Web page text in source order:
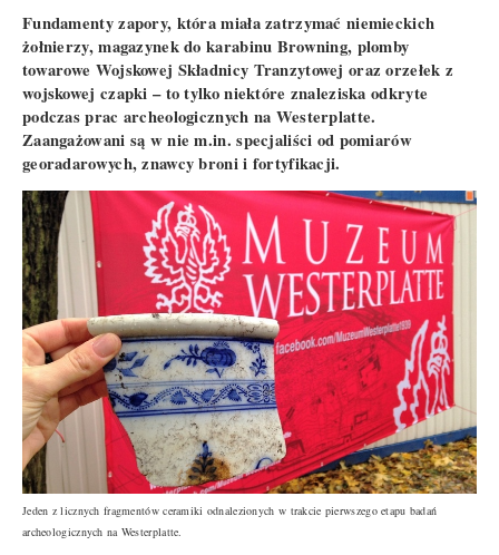
Fundamenty zapory, która miała zatrzymać niemieckich
żołnierzy, magazynek do karabinu Browning, plomby
towarowe Wojskowej Składnicy Tranzytowej oraz orzełek z
wojskowej czapki – to tylko niektóre znaleziska odkryte
podczas prac archeologicznych na Westerplatte.
Zaangażowani są w nie m.in. specjaliści od pomiarów
georadarowych, znawcy broni i fortyfikacji.
Jeden z licznych fragmentów ceramiki odnalezionych w trakcie pierwszego etapu badań
archeologicznych na Westerplatte.